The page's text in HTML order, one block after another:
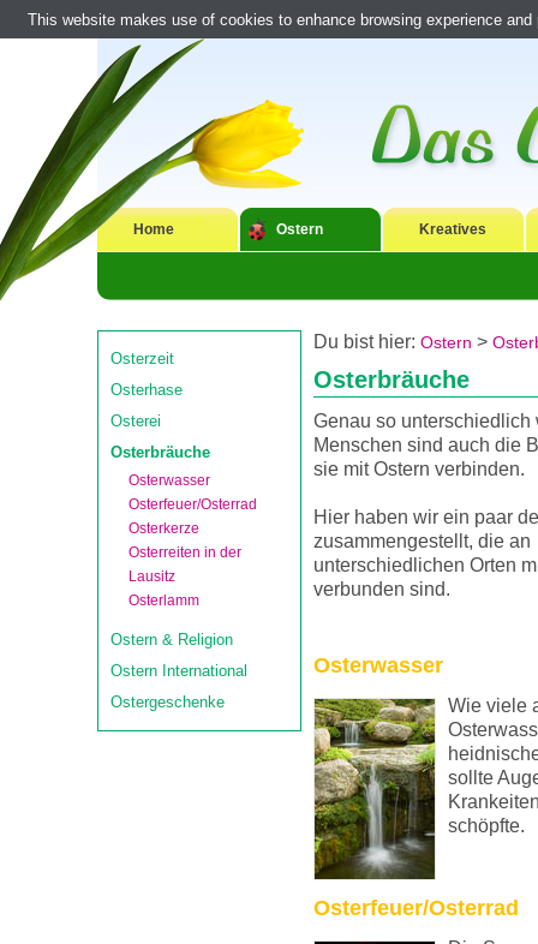
Home Ostern Kreatives
Osterzeit
Osterhase
Osterei
Osterbräuche
Osterwasser
Osterfeuer/Osterrad
Osterkerze
Osterreiten in der
Lausitz
Osterlamm
Ostern & Religion
Ostern International
Ostergeschenke
Du bist hier: Ostern >
Osterbräuche
Genau so unterschiedlich
Menschen sind auch die
sie mit Ostern verbinden.
Hier haben wir ein paar
zusammengestellt, die an
unterschiedlichen Orten
verbunden sind.
Osterwasser
Wie viele
sollte
schöpfte.
Osterfeuer/Osterrad
This website makes use of cookies to enhance browsing experience